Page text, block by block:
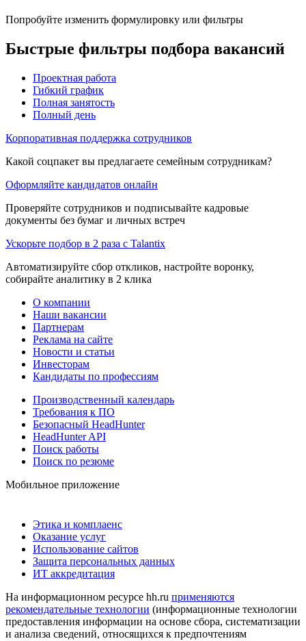
Попробуйте изменить формулировку или фильтры
Быстрые фильтры подбора вакансий
Проектная работа
Гибкий график
Полная занятость
Полный день
Корпоративная поддержка сотрудников
Какой соцпакет вы предлагаете семейным сотрудникам?
Оформляйте кандидатов онлайн
Проверяйте сотрудников и подписывайте кадровые
документы без бумаг и личных встреч
Ускорьте подбор в 2 раза с Talantix
Автоматизируйте сбор откликов, настройте воронку,
собирайте аналитику в 2 клика
О компании
Наши вакансии
Партнерам
Реклама на сайте
Новости и статьи
Инвесторам
Кандидаты по профессиям
Производственный календарь
Требования к ПО
Безопасный HeadHunter
HeadHunter API
Поиск работы
Поиск по резюме
Мобильное приложение
Этика и комплаенс
Оказание услуг
Использование сайтов
Защита персональных данных
ИТ аккредитация
На информационном ресурсе hh.ru применяются
рекомендательные технологии (информационные технологии
предоставления информации на основе сбора, систематизации
и анализа сведений, относящихся к предпочтениям